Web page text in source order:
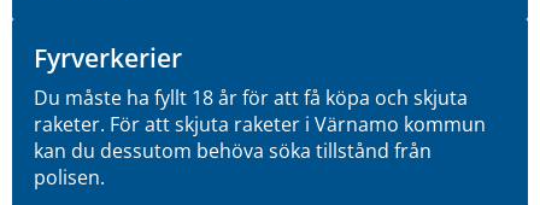
Fyrverkerier
Du måste ha fyllt 18 år för att få köpa och skjuta
raketer. För att skjuta raketer i Värnamo kommun
kan du dessutom behöva söka tillstånd från
polisen.